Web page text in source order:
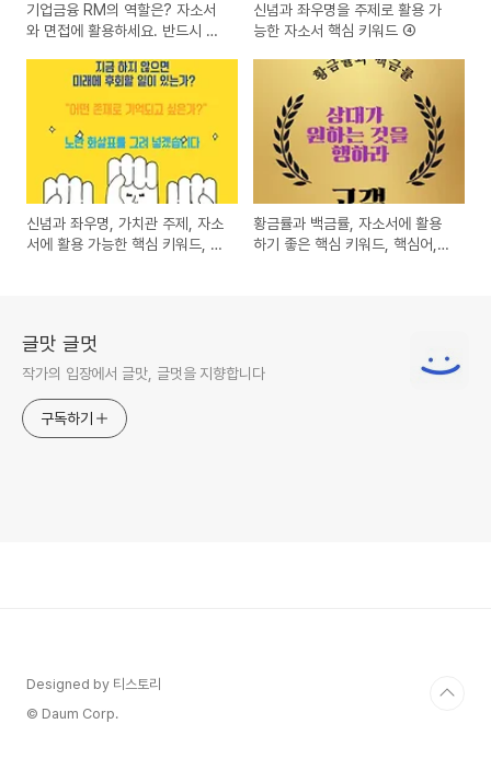
기업금융 RM의 역할은? 자소서
와 면접에 활용하세요. 반드시 질
소제목으로 활용하기
신념과 좌우명을 주제로 활용 가
능한 자소서 핵심 키워드 ④
신념과 좌우명, 가치관 주제, 자소
서에 활용 가능한 핵심 키워드, 자
황금률과 백금률, 자소서에 활용
하기 좋은 핵심 키워드, 핵심어,
글맛 글멋
작가의 입장에서 글맛, 글멋을 지향합니다
구독하기
Designed by 티스토리
© Daum Corp.